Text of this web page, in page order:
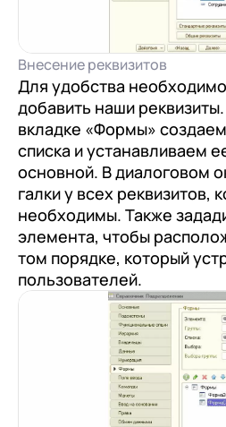
Внесение реквизитов
Для удобства
добавить наши
вкладке «Формы»
списка и устанавливаем
основной. В диалоговом
галки у всех реквизитов,
необходимы. Также
элемента, чтобы
том порядке, который
пользователей.